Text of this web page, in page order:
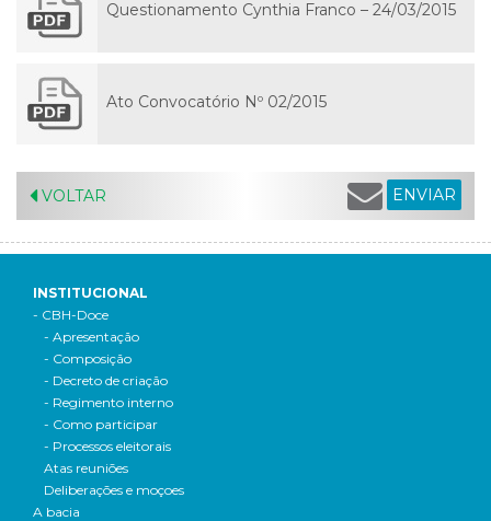
Questionamento Cynthia Franco – 24/03/2015
Ato Convocatório Nº 02/2015
VOLTAR ENVIAR
INSTITUCIONAL
- CBH-Doce
- Apresentação
- Composição
- Decreto de criação
- Regimento interno
- Como participar
- Processos eleitorais
Atas reuniões
Deliberações e moçoes
A bacia